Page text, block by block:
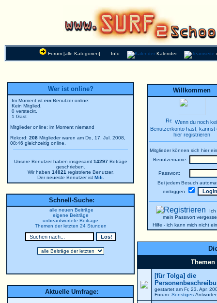
Forum [alle Kategorien] Info Kalender
Wer ist online?
Im Moment ist ein Benutzer online:
Kein Mitglied,
0 versteckt,
1 Gast
Mitglieder online: im Moment niemand
Rekord: 208 Mitglieder waren am Do, 17. Jul. 2008,
08:46 gleichzeitig online.
Unsere Benutzer haben insgesamt 14297Beträge
geschrieben.
Wir haben 14021 registrierte Benutzer.
Der neueste Benutzer ist Mili
Schnell-Suche:
alle neuen Beiträge
eigene Beiträge
unbeantwortete Beiträge
Themen der letzten 24 Stunden
Aktuelle Umfrage:
Willkommen
Wenn du noch
Benutzerkonto hast, kannst
hier registrieren
Mitglieder können sich hier
Benutzername:
Passwort:
Bei jedem Besuch
einloggen
mein Passwort
Hilfe - ich kann mich nicht
Themen
[für Tolga] die
gestartet am Fr, 23. Apr.
Forum: Sonstiges